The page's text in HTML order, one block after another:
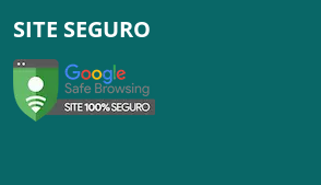
SITE SEGURO